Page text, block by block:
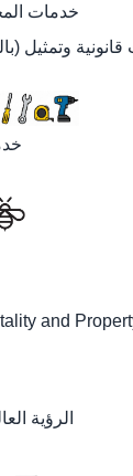
خدمات
وتمثيل
and
الرؤية